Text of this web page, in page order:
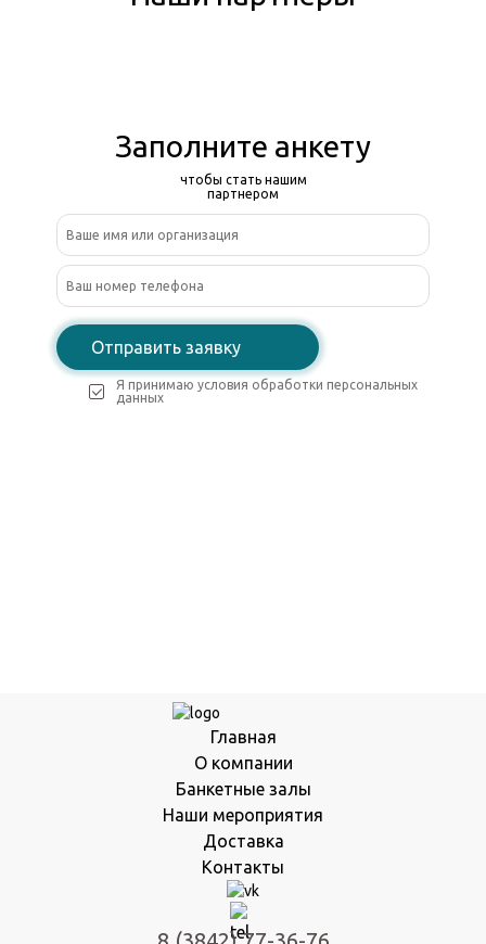
Заполните анкету
чтобы стать нашим
партнером
Отправить заявку
Я принимаю условия обработки персональных
данных
Главная
О компании
Банкетные залы
Наши мероприятия
Доставка
Контакты